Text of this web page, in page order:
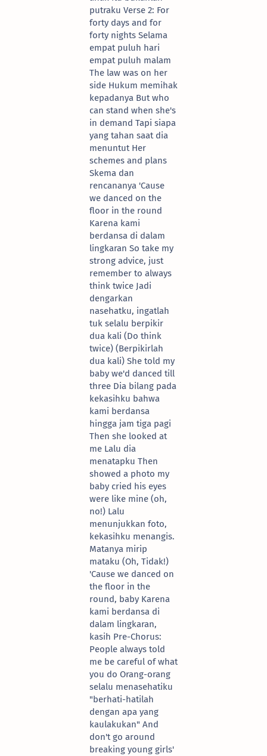
putraku Verse 2: For
forty days and for
forty nights Selama
empat puluh hari
empat puluh malam
The law was on her
side Hukum memihak
kepadanya But who
can stand when she's
in demand Tapi siapa
yang tahan saat dia
menuntut Her
schemes and plans
Skema dan
rencananya 'Cause
we danced on the
floor in the round
Karena kami
berdansa di dalam
lingkaran So take my
strong advice, just
remember to always
think twice Jadi
dengarkan
nasehatku, ingatlah
tuk selalu berpikir
dua kali (Do think
twice) (Berpikirlah
dua kali) She told my
baby we'd danced till
three Dia bilang pada
kekasihku bahwa
kami berdansa
hingga jam tiga pagi
Then she looked at
me Lalu dia
menatapku Then
showed a photo my
baby cried his eyes
were like mine (oh,
no!) Lalu
menunjukkan foto,
kekasihku menangis.
Matanya mirip
mataku (Oh, Tidak!)
'Cause we danced on
the floor in the
round, baby Karena
kami berdansa di
dalam lingkaran,
kasih Pre-Chorus:
People always told
me be careful of what
you do Orang-orang
selalu menasehatiku
"berhati-hatilah
dengan apa yang
kaulakukan" And
don't go around
breaking young girls'